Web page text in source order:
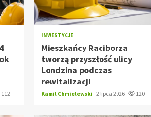
112
INWESTYCJE
Mieszkańcy Raciborza
tworzą przyszłość ulicy
Londzina podczas
rewitalizacji
Kamil Chmielewski 2 lipca 2026 120